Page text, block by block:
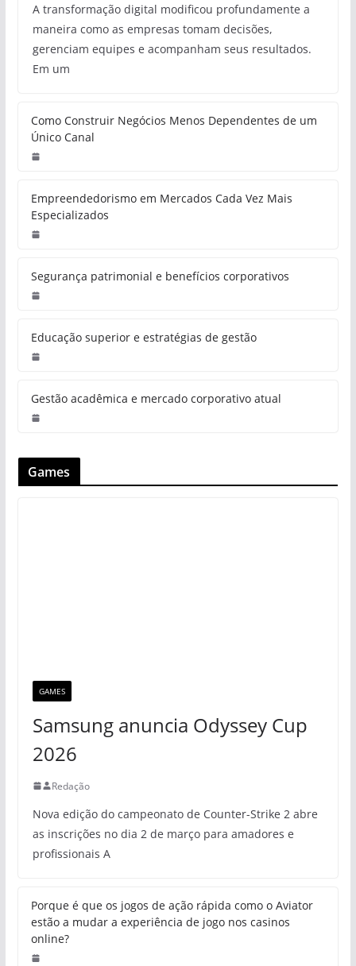
A transformação digital modificou profundamente a
maneira como as empresas tomam decisões,
gerenciam equipes e acompanham seus resultados.
Em um
Como Construir Negócios Menos Dependentes de um
Único Canal
Empreendedorismo em Mercados Cada Vez Mais
Especializados
Segurança patrimonial e benefícios corporativos
Educação superior e estratégias de gestão
Gestão acadêmica e mercado corporativo atual
Games
GAMES
Samsung anuncia Odyssey Cup
2026
Redação
Nova edição do campeonato de Counter-Strike 2 abre
as inscrições no dia 2 de março para amadores e
profissionais A
Porque é que os jogos de ação rápida como o Aviator
estão a mudar a experiência de jogo nos casinos
online?